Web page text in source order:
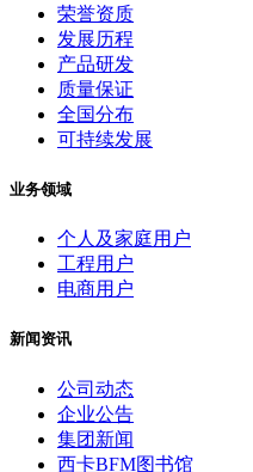
荣誉资质
发展历程
产品研发
质量保证
全国分布
可持续发展
业务领域
个人及家庭用户
工程用户
电商用户
新闻资讯
公司动态
企业公告
集团新闻
西卡BFM图书馆